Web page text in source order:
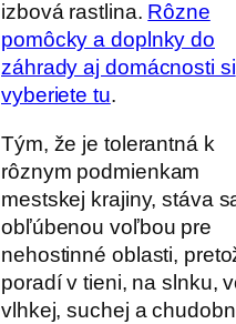
izbová rastlina. Rôzne
pomôcky a doplnky do
záhrady aj domácnosti si
vyberiete tu.
Tým, že je tolerantná k
rôznym podmienkam
mestskej krajiny, stáva
obľúbenou voľbou pre
nehostinné oblasti,
poradí v tieni, na slnku,
vlhkej, suchej a